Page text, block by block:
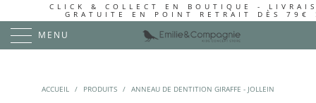
CLICK & COLLECT EN BOUTIQUE -
GRATUITE EN POINT RETRAIT DÈS 79€
MENU
ACCUEIL / PRODUITS / ANNEAU DE DENTITION GIRAFFE - JOLLEIN